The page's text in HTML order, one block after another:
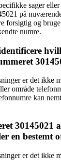
sager
på
forsigtig og
numre.
er det ikke
område
kan
30145021
en bestemt
er det ikke